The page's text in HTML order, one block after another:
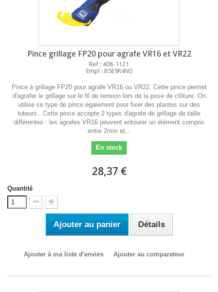
Pince grillage FP20 pour agrafe VR16 et VR22
Ref : 408-1121
Empl : B5E9R4N0
Pince à grillage FP20 pour agrafe VR16 ou VR22. Cette pince permet
d'agrafer le grillage sur le fil de tension lors de la pose de clôture. On
utilise ce type de pince également pour fixer des plantes sur des
tuteurs.. Cette pince accepte 2 types d'agrafe de grillage de taille
différentes : les agrafes VR16 peuvent entourer un élément compris
entre 2mm et...
En stock
28,37 €
Quantité
Ajouter au panier Détails
Ajouter à ma liste d'envies Ajouter au comparateur